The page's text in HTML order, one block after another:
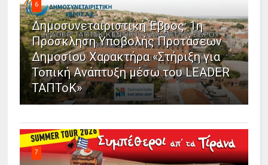
6
Δημοσυνεταιριστική Έβρος: 1η
Πρόσκληση Υποβολής Προτάσεων
Δημοσίου Χαρακτήρα «Στήριξη για
Τοπική Ανάπτυξη μέσω του LEADER
ΤΑΠΤοΚ»
7